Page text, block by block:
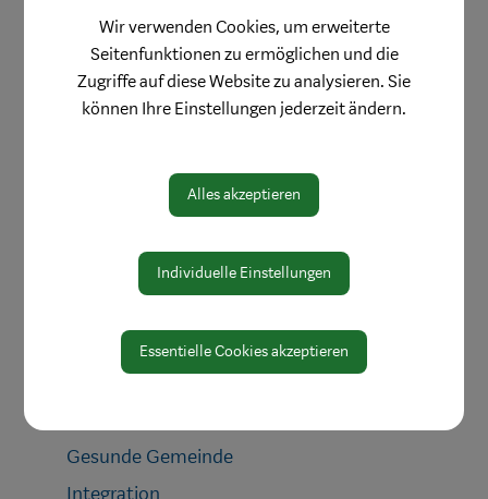
Kinderbetreuung
Jugend & Familie
Schule & Bildung
Gesundheit & Soziales
Apothekendienste
Notfall
Gesunde Gemeinde
Wir verwenden Cookies, um erweiterte
Seitenfunktionen zu ermöglichen und die
Zugriffe auf diese Website zu analysieren. Sie
können Ihre Einstellungen jederzeit ändern.
Alles akzeptieren
Individuelle Einstellungen
Essentielle Cookies akzeptieren